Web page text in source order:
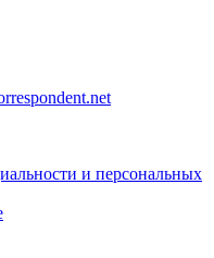
и персональных